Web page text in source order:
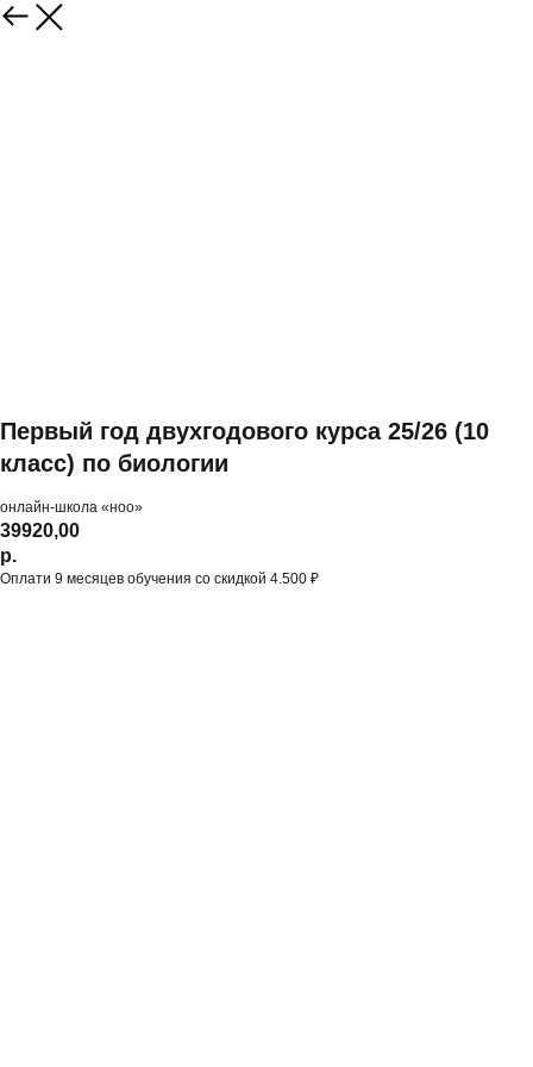
Первый год двухгодового курса 25/26 (10
класс) по биологии
онлайн-школа «ноо»
39920,00
р.
Оплати 9 месяцев обучения со скидкой 4.500 ₽